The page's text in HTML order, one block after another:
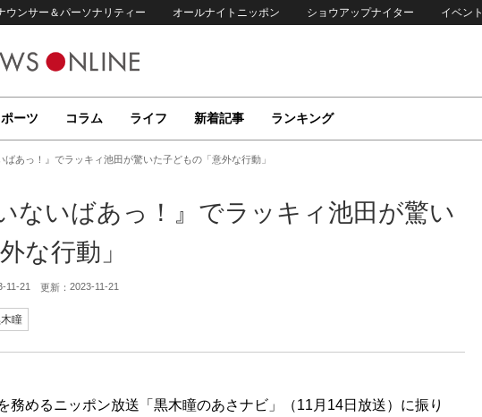
ウンサー＆パーソナリティー オールナイトニッポン ショウアップナイター イベント
ーツ コラム ライフ 新着記事 ランキング
ばあっ！』でラッキィ池田が驚いた子どもの「意外な行動」
ないばあっ！』でラッキィ池田が驚い
な行動」
11-21 更新： 2023-11-21
瞳
務めるニッポン放送「黒木瞳のあさナビ」（11月14日放送）に振り